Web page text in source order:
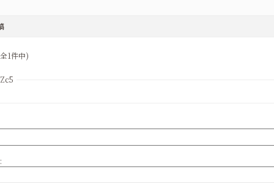
1件中)